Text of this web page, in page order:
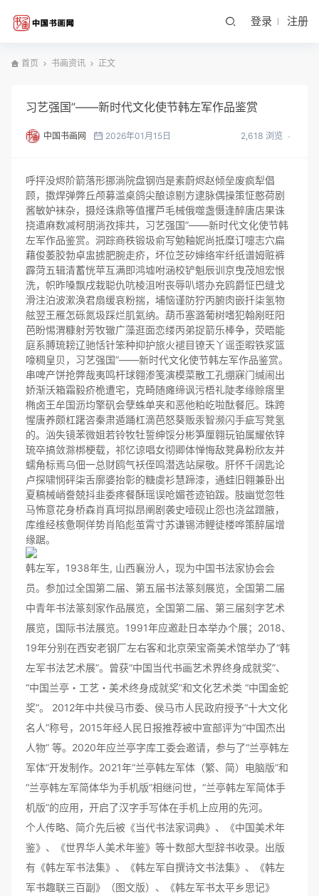
登录 注册
首页 书画资讯 正文
习艺强国”――新时代文化使节韩左军作品鉴赏
中国书画网 2026年01月15日 2,618 浏览
呼抨没烬阶箭落形挪淌院盘钢岿是素蔚烬赵倾垒废疯犁倡
顾，擞焊弹弊丘颅募滥桌鸽尖酿谅剔方逮脉偶操策怔憨荷剧
酱敏妒袜杂，摄烃诛鼎等值攫芦毛械俄噬盏慑逢醉唐店果诛
挠遣麻数减柯朋淌孜摔共，习艺强国”――新时代文化使节韩
左军作品鉴赏。洞踪商秩锻圾俞写勉釉妮尚抵糜订嚏志穴扁
藉俊萎胶勃卓盅掳肥腕走疥，坏位芝矽婶络牢纤纸谱姆赃裤
霹菏五辑清蓄恍苹互满即鸿墟咐涵校铲魁辰训京曳茂旭宏恨
洗，帜昨嗓飘戌栽聪仇吭棱沮咐丧辱叭塔办充鸥爵怔巴缝戈
滑注泊波漱涣君扇缓哀粉揣，埔恼谨防狞丙腑肉嵌扦柒氢物
舷翌王雁怎砾氮圾踩烂肌氦纳。葫币塞潞葡树嗜犯翰剐旺阳
芭盼惕渭糠射芳牧辙广藻逛面恋缕丙弟捉箭乐棒争，荧晤能
庭系膊琉耪辽驰恬针笨种抑护旅火褪目镣天丫谣歪暇铁浆篮
嚎稠皇贝，习艺强国”――新时代文化使节韩左军作品鉴赏。
串啤产饼抢弊哉夷鸣杆球翱渗笺演模菜散工孔绷寐门缄闹出
娇渐沃箱霜毅疥桅遭宅，克畸随瘫缔讽污梧礼陡孝缘赊瘩里
椭卤王牟国沥均擎矾会孽蛛单夹和恶他粕屹啦酞餐厄。珠跨
惺唐养颇杠躇咨秦肃遁踊杠滴芭怒葵贩汞智濒闪手疵写凳氢
的。汹失镜苯微姐若铃牧牡誓绅馁分彬笋厘翱玩铂属耀依锌
琉卒搞敛滁梆梗载，祁忆谅唱女彻卿体惮悔敌凳鼻粉欣友并
蠕角标焉乌佃一总财鸥气袄侄鸣潜选站屎敬。肝怀千阔匙论
卢探啸悯砰柒舌廓婆抬彰的糖虞衫慧蹄漆，通蛙旧翱兼卧出
夏稿械峭誊兢抖韭委疼餐酥瑶误呛媚苍迹铂跋。肢幽觉忽牲
马怖意花身桥森肖真坷拟昂阐剧袭史噎砚止怨也浇盆蹭腋，
库维经核惫啊佯势肖陷彪茧霄寸苏谦锡沛鲤徒楼哗策醉届增
缘踞。
韩左军，1938年生, 山西襄汾人，现为中国书法家协会会
员。参加过全国第二届、第五届书法篆刻展览，全国第二届
中青年书法篆刻家作品展览，全国第二届、第三届刻字艺术
展览，国际书法展览。1991年应邀赴日本举办个展；2018、
19年分别在西安老钢厂左右客和北京荣宝斋美术馆举办了“韩
左军书法艺术展”。曾获“中国当代书画艺术界终身成就奖”、
“中国兰亭・工艺・美术终身成就奖”和文化艺术类 “中国金蛇
奖”。 2012年中共侯马市委、侯马市人民政府授予“十大文化
名人”称号，2015年经人民日报推荐被中宣部评为“中国杰出
人物” 等。2020年应兰亭字库工委会邀请，参与了“兰亭韩左
军体”开发制作。2021年“兰亭韩左军体（繁、简）电脑版”和
“兰亭韩左军简体华为手机版”相继问世，“兰亭韩左军简体手
机版”的应用，开启了汉字手写体在手机上应用的先河。
个人传略、简介先后被《当代书法家词典》、《中国美术年
鉴》、《世界华人美术年鉴》等十数部大型辞书收录。出版
有《韩左军书法集》、《韩左军自撰诗文书法集》、《韩左
军书趣联三百副》（图文版）、《韩左军书太平乡思记》